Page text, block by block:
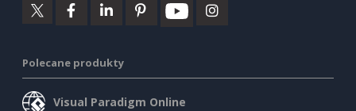
Polecane produkty
Visual Paradigm Online